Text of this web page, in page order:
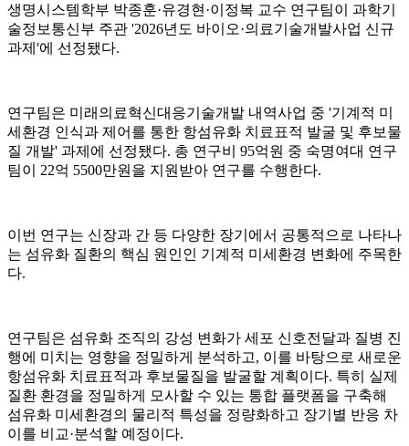
생명시스템학부 박종훈·유경현·이정복 교수 연구팀이 과학기
술정보통신부 주관 '2026년도 바이오·의료기술개발사업 신규
과제'에 선정됐다.
연구팀은 미래의료혁신대응기술개발 내역사업 중 '기계적 미
세환경 인식과 제어를 통한 항섬유화 치료표적 발굴 및 후보물
질 개발' 과제에 선정됐다. 총 연구비 95억원 중 숙명여대 연구
팀이 22억 5500만원을 지원받아 연구를 수행한다.
이번 연구는 신장과 간 등 다양한 장기에서 공통적으로 나타나
는 섬유화 질환의 핵심 원인인 기계적 미세환경 변화에 주목한
다.
연구팀은 섬유화 조직의 강성 변화가 세포 신호전달과 질병 진
행에 미치는 영향을 정밀하게 분석하고, 이를 바탕으로 새로운
항섬유화 치료표적과 후보물질을 발굴할 계획이다. 특히 실제
질환 환경을 정밀하게 모사할 수 있는 통합 플랫폼을 구축해
섬유화 미세환경의 물리적 특성을 정량화하고 장기별 반응 차
이를 비교·분석할 예정이다.